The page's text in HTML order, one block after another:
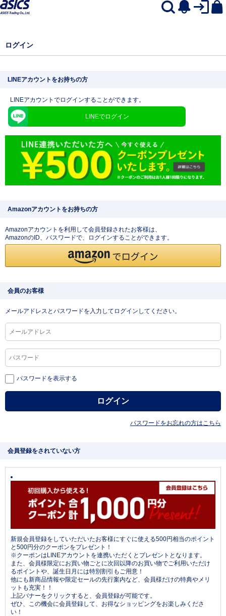
ログイン
LINEアカウントをお持ちの方
LINEアカウントでログインすることができます。
LINEでログイン
Amazonアカウントをお持ちの方
Amazonアカウントを利用して会員登録されたお客様は、
AmazonのID、パスワードで、ログインすることができます。
会員のお客様
メールアドレスとパスワードを入力してログインしてください。
パスワードを表示する
パスワードをお忘れの方はこちら
会員登録をされていない方
新規会員登録をしていただいたお客様にすぐに使える500円相当のポイント
と500円分のクーポンをプレゼント！
※クーポンはLINEアカウントを連携いただくとプレゼントとなります。
また、会員様限定にお買い物ごとに次回以降のお買い物でご利用いただけ
るポイントや、誕生日月には特別割引もご用意！
他にも新商品情報や限定セールの先行案内など、会員様だけの特典やメリ
ットも充実！！
上記バナーをクリックすると、会員登録が可能です。
ぜひ、この機会に会員登録して、お得なショッピングをお楽しみくださ
い！